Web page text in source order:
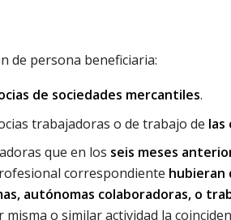
de persona beneficiaria:
de sociedades mercantiles.
trabajadoras o de trabajo de las
que en los seis meses
correspondiente hubieran
autónomas colaboradoras, o
o similar actividad la